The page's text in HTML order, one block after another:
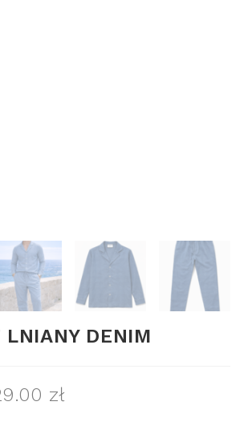
LNIANY DENIM
zł